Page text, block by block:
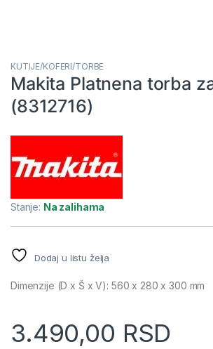
KUTIJE/KOFERI/TORBE
Makita Platnena torba
(8312716)
Stanje: Na zalihama
Dodaj u listu želja
Dimenzije (D x Š x V): 560 x 280 x 300 mm
3.490,00 RSD